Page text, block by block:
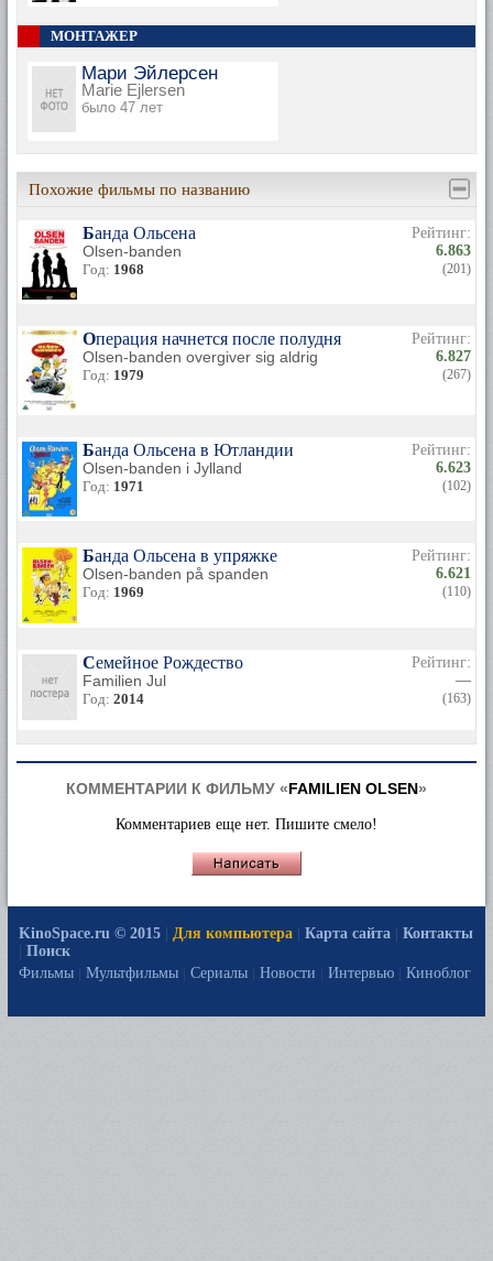
МОНТАЖЕР
Мари Эйлерсен
Marie Ejlersen
было 47 лет
Похожие фильмы по названию
Банда Ольсена
Olsen-banden
Год: 1968
Рейтинг:
6.863
(201)
Операция начнется после полудня
Olsen-banden overgiver sig aldrig
Год: 1979
Рейтинг:
6.827
(267)
Банда Ольсена в Ютландии
Olsen-banden i Jylland
Год: 1971
Рейтинг:
6.623
(102)
Банда Ольсена в упряжке
Olsen-banden på spanden
Год: 1969
Рейтинг:
6.621
(110)
Семейное Рождество
Familien Jul
Год: 2014
Рейтинг:
—
(163)
КОММЕНТАРИИ К ФИЛЬМУ «FAMILIEN OLSEN»
Комментариев еще нет. Пишите смело!
KinoSpace.ru © 2015 Для компьютера Карта сайта
Контакты
Поиск
Фильмы
Мультфильмы Сериалы Новости Интервью Киноблог